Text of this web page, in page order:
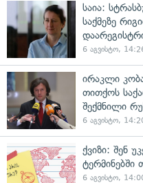
საია:
საქმეზე
6 აგვისტო,
ირაკლი
თითქოს
შექმნილი
6 აგვისტო,
ქვიზი: შენ
ტერმინებში
6 აგვისტო,